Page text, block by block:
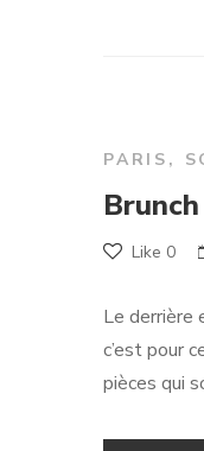
PARIS ,
Like 0
Le derrière
c’est pour
pièces qui